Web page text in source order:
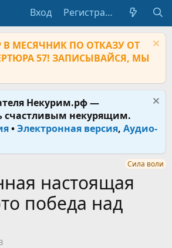
Вход Регистрация
В МЕСЯЧНИК ПО ОТКАЗУ ОТ
57! ЗАПИСЫВАЙСЯ, МЫ
Некурим.рф —
счастливым некурящим.
•Электронная версия, Аудио-
Сила воли
настоящая
победа над